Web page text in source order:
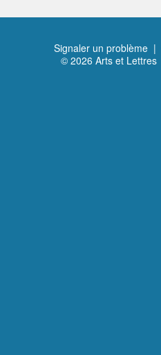
Signaler un problème |
© 2026 Arts et Lettres